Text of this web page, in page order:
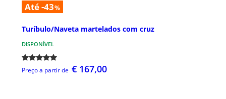
Até -43%
Turíbulo/Naveta martelados com cruz
DISPONÍVEL
Preço a partir de € 167,00